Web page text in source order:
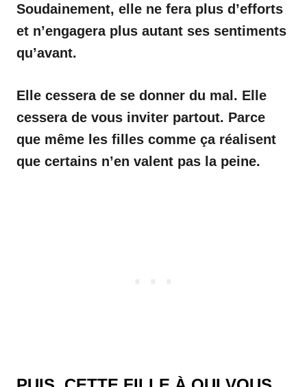
Soudainement, elle ne fera plus d’efforts
et n’engagera plus autant ses sentiments
qu’avant.
Elle cessera de se donner du mal. Elle
cessera de vous inviter partout. Parce
que même les filles comme ça réalisent
que certains n’en valent pas la peine.